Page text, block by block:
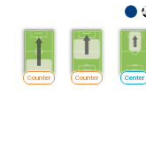
Center
Counter
Counter